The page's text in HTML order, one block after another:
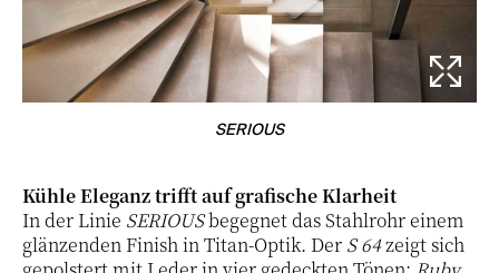
SERIOUS
Kühle Eleganz trifft auf grafische Klarheit
In der Linie SERIOUSbegegnet das Stahlrohr einem
glänzenden Finish in Titan-Optik. Der S 64zeigt sich